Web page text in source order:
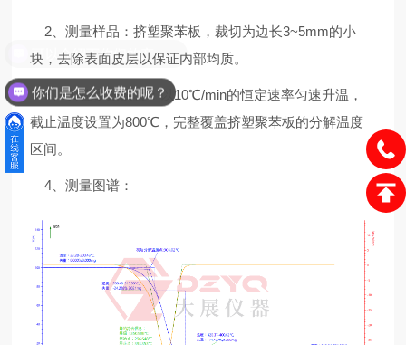
2、测量样品：挤塑聚苯板，裁切为边长3~5mm的小
块，去除表面皮层以保证内部均质。
3、实验参数设置：以10℃/min的恒定速率匀速升温，
截止温度设置为800℃，完整覆盖挤塑聚苯板的分解温度
区间。
4、测量图谱：
你们是怎么收费的呢？